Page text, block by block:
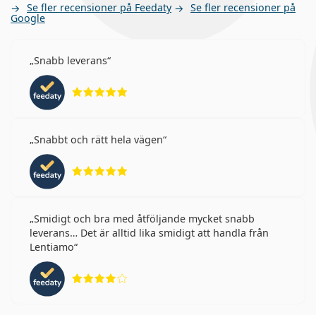
Se fler recensioner på Feedaty Se fler recensioner på
Google
Snabb leverans
Snabbt och rätt hela vägen
Smidigt och bra med åtföljande mycket snabb
leverans… Det är alltid lika smidigt att handla från
Lentiamo